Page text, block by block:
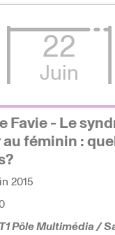
22
Juin
Favie - Le
au féminin :
2015
Pôle Multimédia /